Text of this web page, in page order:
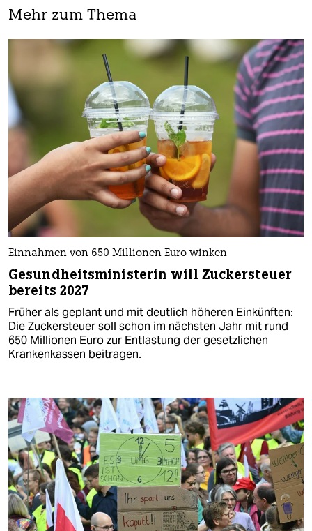
Mehr zum Thema
Einnahmen von 650 Millionen Euro winken
Gesundheitsministerin will Zuckersteuer
bereits 2027
Früher als geplant und mit deutlich höheren Einkünften:
Die Zuckersteuer soll schon im nächsten Jahr mit rund
650 Millionen Euro zur Entlastung der gesetzlichen
Krankenkassen beitragen.